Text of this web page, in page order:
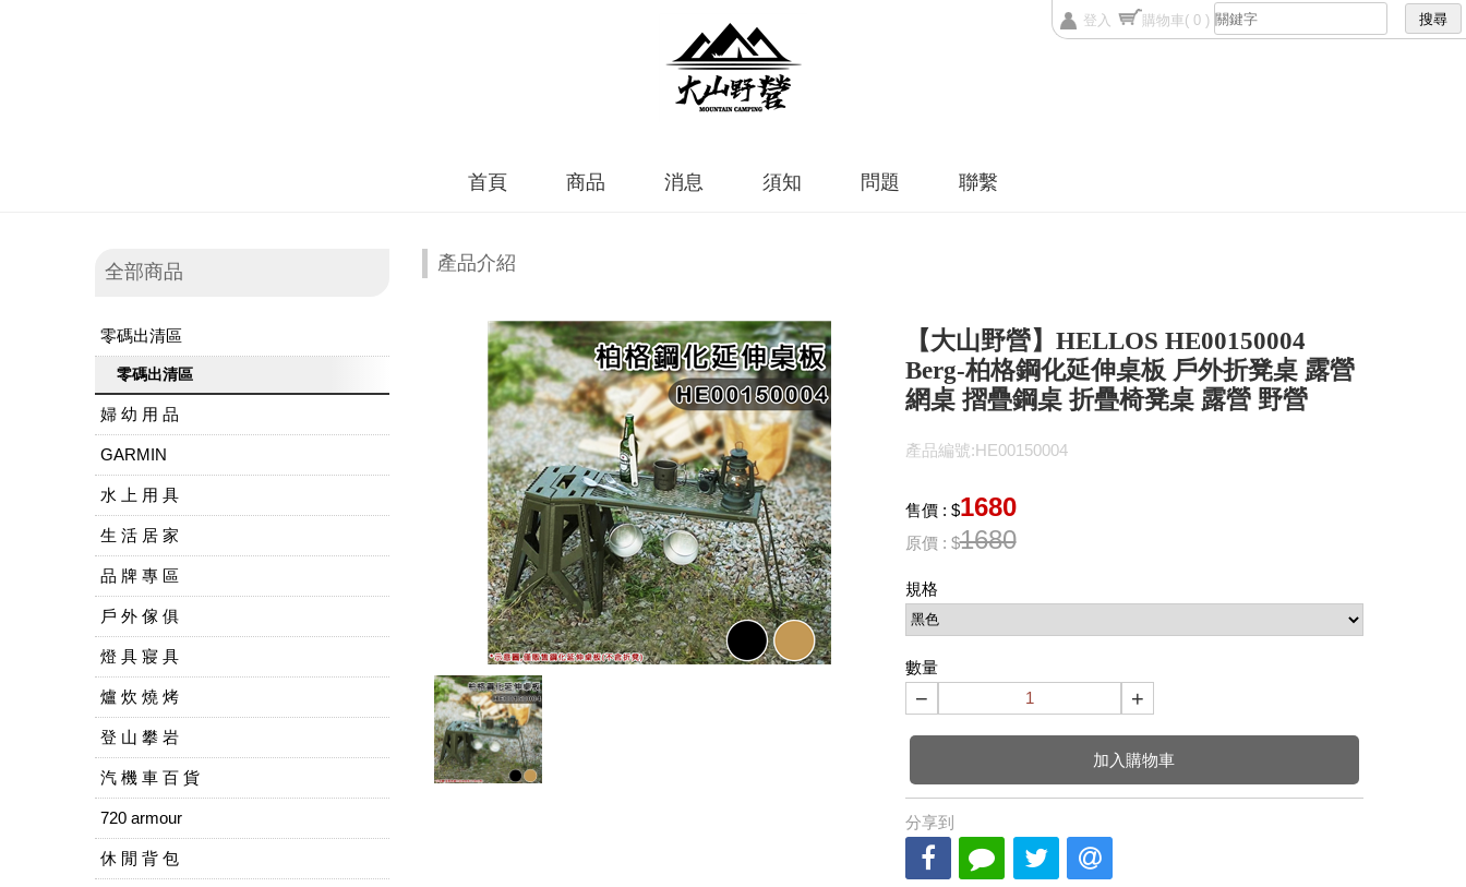
登入 購物車( 0 )
首頁 商品 消息 須知 問題 聯繫
全部商品
零碼出清區
零碼出清區
婦 幼 用 品
GARMIN
水 上 用 具
生 活 居 家
品 牌 專 區
戶 外 傢 俱
燈 具 寢 具
爐 炊 燒 烤
登 山 攀 岩
汽 機 車 百 貨
720 armour
休 閒 背 包
產品介紹
【大山野營】HELLOS HE00150004
Berg-柏格鋼化延伸桌板 戶外折凳桌 露營
網桌 摺疊鋼桌 折疊椅凳桌 露營 野營
產品編號:HE00150004
售價 : $1680
原價 : $1680
規格
數量
− +
加入購物車
分享到